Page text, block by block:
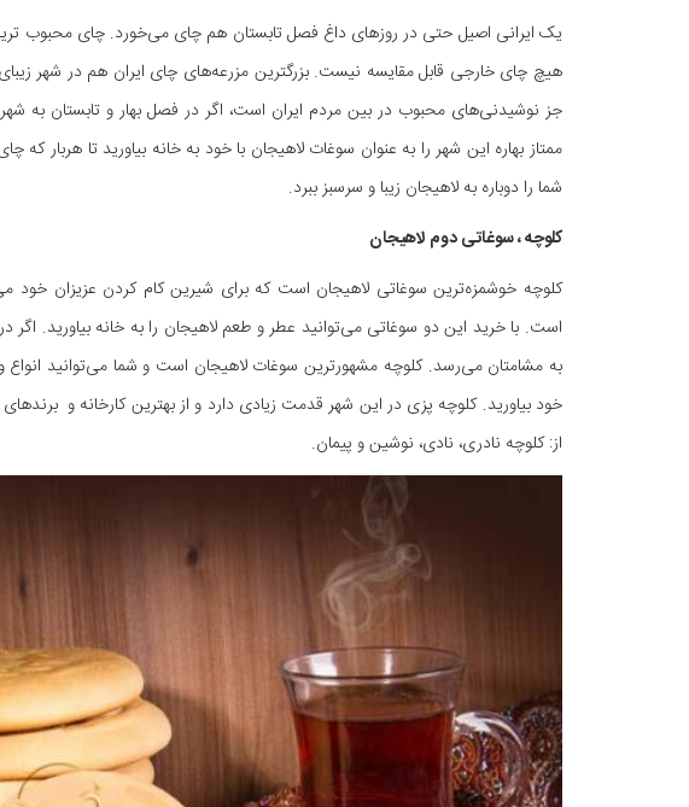
یک ایرانی اصیل حتی در روزهای داغ فصل تابستان هم چای می‌خورد. چای محبوب
هیچ چای خارجی قابل مقایسه نیست. بزرگترین مزرعه‌های چای ایران هم در شهر
جز نوشیدنی‌های محبوب در بین مردم ایران است، اگر در فصل بهار و تابستان به
ممتاز بهاره این شهر را به عنوان سوغات لاهیجان با خود به خانه بیاورید تا هربار
شما را دوباره به لاهیجان زیبا و سرسبز ببرد.
کلوچه ، سوغاتی دوم لاهیجان
کلوچه خوشمزه‌ترین سوغاتی لاهیجان است که برای شیرین کام کردن عزیزان خود
است. با خرید این دو سوغاتی می‌توانید عطر و طعم لاهیجان را به خانه بیاورید. اگر
به مشامتان می‌رسد. کلوچه مشهورترین سوغات لاهیجان است و شما می‌توانید انواع
خود بیاورید. کلوچه ‌پزی در این شهر قدمت زیادی دارد و از بهترین کارخانه و
از: کلوچه نادری، نادی، نوشین و پیمان.